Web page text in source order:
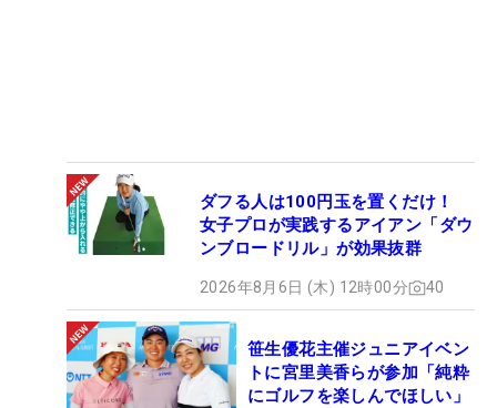
ダフる人は100円玉を置くだけ！
女子プロが実践するアイアン「ダウ
ンブロードリル」が効果抜群
2026年8月6日 (木) 12時00分 40
笹生優花主催ジュニアイベン
トに宮里美香らが参加「純粋
にゴルフを楽しんでほしい」